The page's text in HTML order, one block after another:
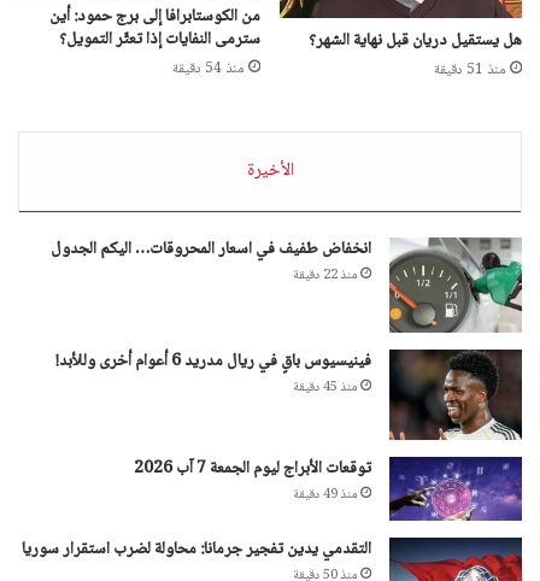
هل يستقيل دريان قبل نهاية الشهر؟
منذ 51 دقيقة
من الكوستابرافا إلى برج حمود: أين
سترمى النفايات إذا تعثّر التمويل؟
منذ 54 دقيقة
الأخيرة
انخفاض طفيف في اسعار المحروقات… اليكم الجدول
منذ 22 دقيقة
فينيسيوس باقٍ في ريال مدريد 6 أعوام أخرى وللأبد!
منذ 45 دقيقة
توقعات الأبراج ليوم الجمعة 7 آب 2026
منذ 49 دقيقة
التقدمي يدين تفجير جرمانا: محاولة لضرب استقرار سوريا
منذ 50 دقيقة